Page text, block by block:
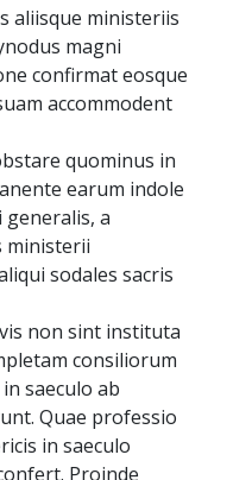
aliisque ministeriis
magni
confirmat eosque
accommodent
quominus in
earum indole
generalis, a
ministerii
sodales sacris
non sint instituta
consiliorum
saeculo ab
Quae professio
in saeculo
Proinde